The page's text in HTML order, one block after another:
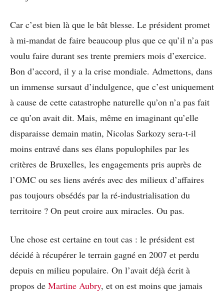
Car c’est bien là que le bât blesse. Le président promet
à mi-mandat de faire beaucoup plus que ce qu’il n’a pas
voulu faire durant ses trente premiers mois d’exercice.
Bon d’accord, il y a la crise mondiale. Admettons, dans
un immense sursaut d’indulgence, que c’est uniquement
à cause de cette catastrophe naturelle qu’on n’a pas fait
ce qu’on avait dit. Mais, même en imaginant qu’elle
disparaisse demain matin, Nicolas Sarkozy sera-t-il
moins entravé dans ses élans populophiles par les
critères de Bruxelles, les engagements pris auprès de
l’OMC ou ses liens avérés avec des milieux d’affaires
pas toujours obsédés par la ré-industrialisation du
territoire ? On peut croire aux miracles. Ou pas.
Une chose est certaine en tout cas : le président est
décidé à récupérer le terrain gagné en 2007 et perdu
depuis en milieu populaire. On l’avait déjà écrit à
propos de Martine Aubry, et on est moins que jamais